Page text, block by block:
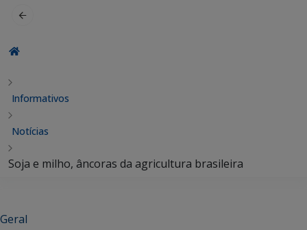
Informativos
Notícias
Soja e milho, âncoras da agricultura brasileira
Geral